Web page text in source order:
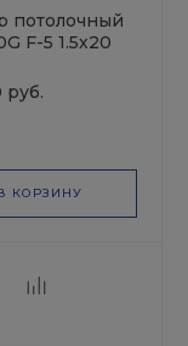
потолочный
F-5 1.5х20
руб.
КОРЗИНУ